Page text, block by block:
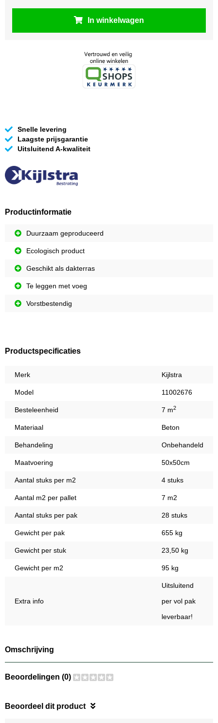
In winkelwagen
Snelle levering
Laagste prijsgarantie
Uitsluitend A-kwaliteit
Productinformatie
Duurzaam geproduceerd
Ecologisch product
Geschikt als dakterras
Te leggen met voeg
Vorstbestendig
Productspecificaties
Merk Kijlstra
Model 11002676
Besteleenheid 7 m2
Materiaal Beton
Behandeling Onbehandeld
Maatvoering 50x50cm
Aantal stuks per m2 4 stuks
Aantal m2 per pallet 7 m2
Aantal stuks per pak 28 stuks
Gewicht per pak 655 kg
Gewicht per stuk 23,50 kg
Gewicht per m2 95 kg
Extra info
Uitsluitend
per vol pak
leverbaar!
Omschrijving
Beoordelingen (0)
Beoordeel dit product